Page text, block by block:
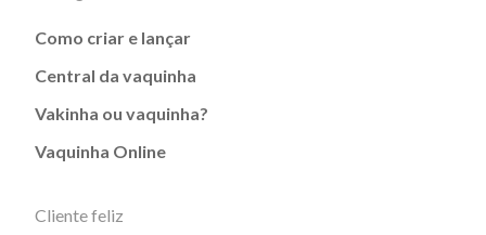
Como criar e lançar
Central da vaquinha
Vakinha ou vaquinha?
Vaquinha Online
Cliente feliz